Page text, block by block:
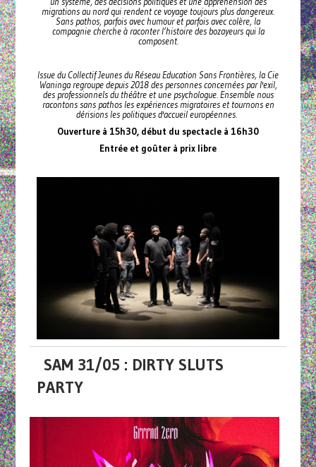
migrations au nord qui rendent ce voyage toujours plus dangereux.
Sans pathos, parfois avec humour et parfois avec colère, la
compagnie cherche à raconter l’histoire des bozayeurs qui la
composent.
Issue du Collectif Jeunes du Réseau Education Sans Frontières, la Cie
Waninga regroupe depuis 2018 des personnes concernées par l'exil,
des professionnels du théâtre et une psychologue. Ensemble nous
racontons sans pathos les expériences migratoires et tournons en
dérisions les politiques d'accueil européennes.
Ouverture à 15h30, début du spectacle à 16h30
Entrée et goûter à prix libre
SAM 31/05 : DIRTY SLUTS
PARTY